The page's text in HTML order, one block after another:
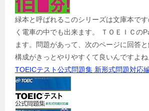
緑本と呼ばれるこのシリーズは文庫本で
く電車の中でも出来ます。 ＴＯＥＩＣの
ます。問題があって、次のページに回答
構成がきっとやりやすくて良いんですよね
TOEICテスト公式問題集 新形式問題対応